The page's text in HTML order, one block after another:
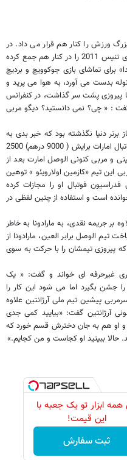
ورزش را کنار هم قرار می داد. در
آخرین رقابت های مسترز لندن که بهترین های تنیس 2011 را در کنار هم جمع کرده
برای تماشای بازی جوکوویچ و بردیچ
بدست می آورد، به هوا می پرید و
پیروزی پشت سر گذاشت، در کنفرانس
: « چی؟ نمی دانستید؟ دیگو مربی
برتر دنیا نگذشته بود که خبر بدی به
دستش رسید. او متوجه شد که فدراسیون فوتبال امارات برایش ( 9000 درهم) 2500
و مربی کنونی الوصل امارت بعد از
این تیم «کازمین اولارویئو » توهین
فوتبال او را مجازات کرده
است و استفاده از چنین لفظی در
بر جریمه نقدی، به مارادونا به خاطر
الوصل برابر العین، مارادونا از
پیروزی تیمشان را با حرکت به سوی
غیرحرفه ای خواند و گفت: « یک
جشن بگیرد اما می شود این کار را
پیشین تیم ملی آرژانتین علاوه
آرژانتین گفت: «بیایید کمی جدی
و او هم به جان دخترش قسم خورد که
حالا ببینید او کجاست و من کجایم.»
همه ابزار تو یک جعبه با
این قیمت!
ثبت سفارش